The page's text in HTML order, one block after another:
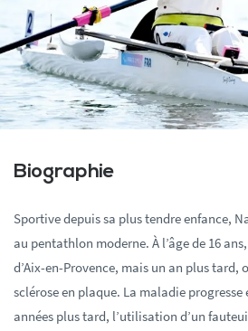
Biographie
Sportive depuis sa plus tendre enfance,
au pentathlon moderne. À l’âge de 16
d’Aix-en-Provence, mais un an plus tard,
sclérose en plaque. La maladie progresse
années plus tard, l’utilisation d’un